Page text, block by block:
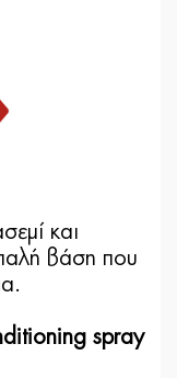
και
βάση που
spray